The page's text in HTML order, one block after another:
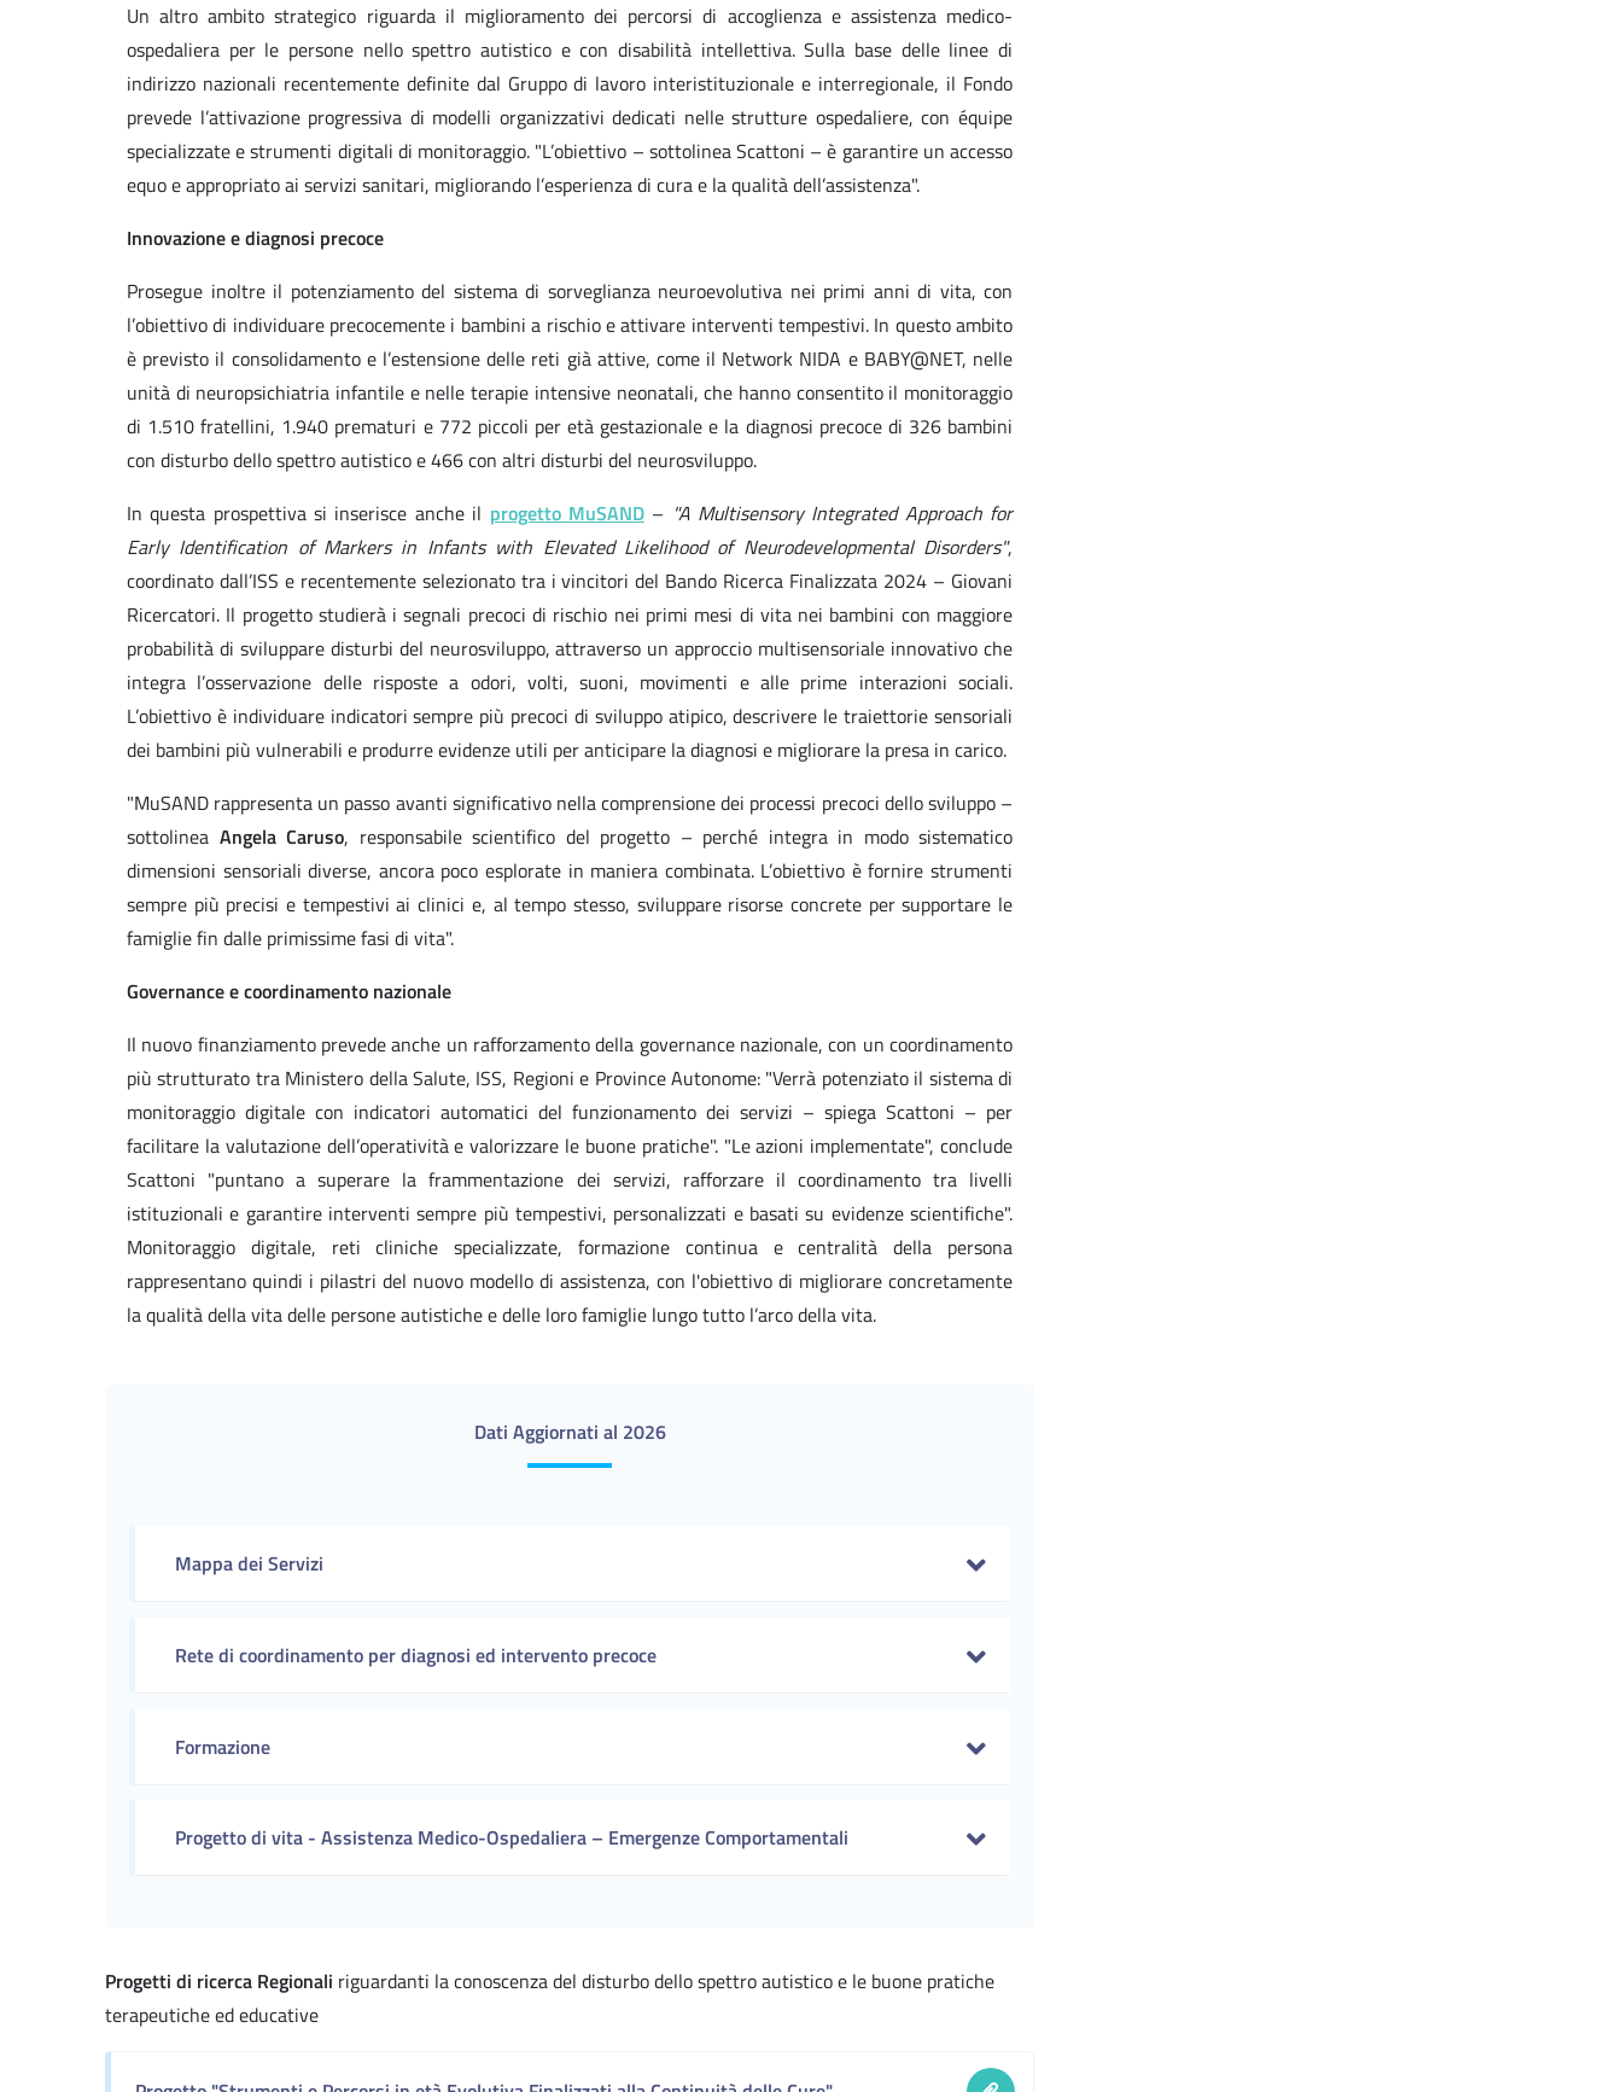
Un altro ambito strategico riguarda il miglioramento dei percorsi di accoglienza e assistenza medico-
ospedaliera per le persone nello spettro autistico e con disabilità intellettiva. Sulla base delle linee di
indirizzo nazionali recentemente definite dal Gruppo di lavoro interistituzionale e interregionale, il Fondo
prevede l’attivazione progressiva di modelli organizzativi dedicati nelle strutture ospedaliere, con équipe
specializzate e strumenti digitali di monitoraggio. "L’obiettivo – sottolinea Scattoni – è garantire un accesso
equo e appropriato ai servizi sanitari, migliorando l’esperienza di cura e la qualità dell’assistenza".
Innovazione e diagnosi precoce
Prosegue inoltre il potenziamento del sistema di sorveglianza neuroevolutiva nei primi anni di vita, con
l’obiettivo di individuare precocemente i bambini a rischio e attivare interventi tempestivi. In questo ambito
è previsto il consolidamento e l’estensione delle reti già attive, come il Network NIDA e BABY@NET, nelle
unità di neuropsichiatria infantile e nelle terapie intensive neonatali, che hanno consentito il monitoraggio
di 1.510 fratellini, 1.940 prematuri e 772 piccoli per età gestazionale e la diagnosi precoce di 326 bambini
con disturbo dello spettro autistico e 466 con altri disturbi del neurosviluppo.
In questa prospettiva si inserisce anche il progetto MuSAND– "A Multisensory Integrated Approach for
Early Identification of Markers in Infants with Elevated Likelihood of Neurodevelopmental Disorders",
coordinato dall’ISS e recentemente selezionato tra i vincitori del Bando Ricerca Finalizzata 2024 – Giovani
Ricercatori. Il progetto studierà i segnali precoci di rischio nei primi mesi di vita nei bambini con maggiore
probabilità di sviluppare disturbi del neurosviluppo, attraverso un approccio multisensoriale innovativo che
integra l’osservazione delle risposte a odori, volti, suoni, movimenti e alle prime interazioni sociali.
L’obiettivo è individuare indicatori sempre più precoci di sviluppo atipico, descrivere le traiettorie sensoriali
dei bambini più vulnerabili e produrre evidenze utili per anticipare la diagnosi e migliorare la presa in carico.
"MuSAND rappresenta un passo avanti significativo nella comprensione dei processi precoci dello sviluppo –
sottolinea Angela Caruso, responsabile scientifico del progetto – perché integra in modo sistematico
dimensioni sensoriali diverse, ancora poco esplorate in maniera combinata. L’obiettivo è fornire strumenti
sempre più precisi e tempestivi ai clinici e, al tempo stesso, sviluppare risorse concrete per supportare le
famiglie fin dalle primissime fasi di vita".
Governance e coordinamento nazionale
Il nuovo finanziamento prevede anche un rafforzamento della governance nazionale, con un coordinamento
più strutturato tra Ministero della Salute, ISS, Regioni e Province Autonome: "Verrà potenziato il sistema di
monitoraggio digitale con indicatori automatici del funzionamento dei servizi – spiega Scattoni – per
facilitare la valutazione dell’operatività e valorizzare le buone pratiche". "Le azioni implementate", conclude
Scattoni "puntano a superare la frammentazione dei servizi, rafforzare il coordinamento tra livelli
istituzionali e garantire interventi sempre più tempestivi, personalizzati e basati su evidenze scientifiche".
Monitoraggio digitale, reti cliniche specializzate, formazione continua e centralità della persona
rappresentano quindi i pilastri del nuovo modello di assistenza, con l'obiettivo di migliorare concretamente
la qualità della vita delle persone autistiche e delle loro famiglie lungo tutto l’arco della vita.
Dati Aggiornati al 2026
Mappa dei Servizi
Rete di coordinamento per diagnosi ed intervento precoce
Formazione
Progetto di vita - Assistenza Medico-Ospedaliera – Emergenze Comportamentali
Progetti di ricerca Regionali riguardanti la conoscenza del disturbo dello spettro autistico e le buone pratiche
terapeutiche ed educative